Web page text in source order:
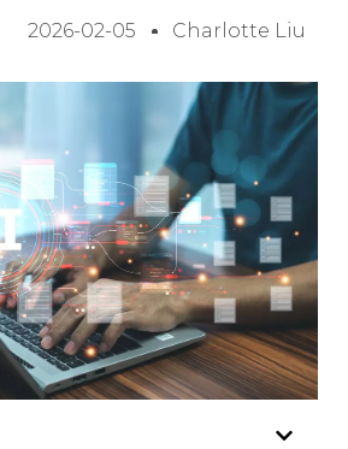
2026-02-05 Charlotte Liu